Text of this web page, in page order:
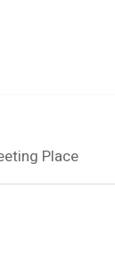
Place